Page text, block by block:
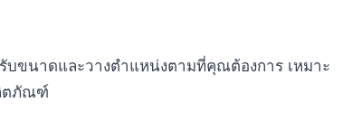
บขนาดและวางตำแหน่งตามที่คุณต้องการ เหมาะ
ตภัณฑ์